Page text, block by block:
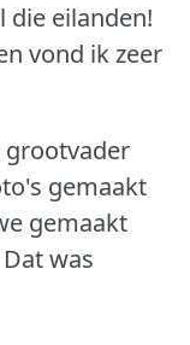
die eilanden!
vond ik zeer
gemaakt
gemaakt
Dat was